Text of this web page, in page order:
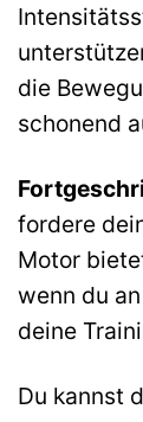
die
schonend
fordere
Motor
wenn du
deine
Du kannst